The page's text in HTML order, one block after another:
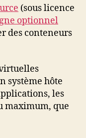
(sous licence
optionnel
des conteneurs
système hôte
les
maximum, que